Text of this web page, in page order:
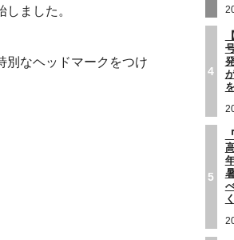
ました。
別なヘッドマークをつけ
4
5